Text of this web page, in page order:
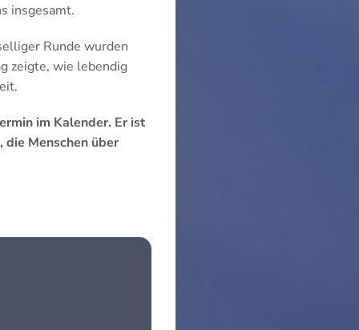
insgesamt.
Runde wurden
zeigte, wie lebendig
im Kalender. Er ist
die Menschen über